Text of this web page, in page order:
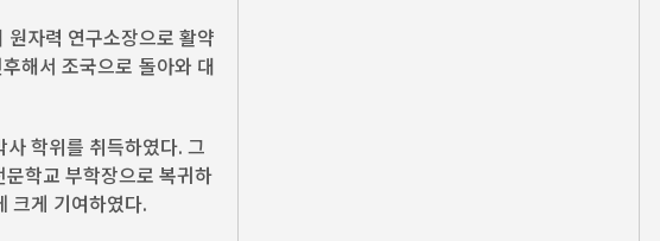
자력 연구소장으로 활약
해서 조국으로 돌아와 대
학위를 취득하였다. 그
학교 부학장으로 복귀하
크게 기여하였다.